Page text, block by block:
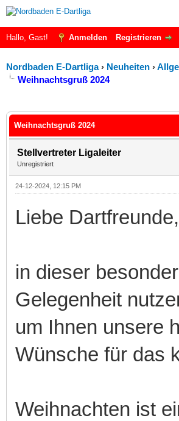
Hallo, Gast! Anmelden Registrieren
Nordbaden E-Dartliga› Neuheiten ›
Weihnachtsgruß 2024
Weihnachtsgruß 2024
Stellvertreter Ligaleiter
Unregistriert
24-12-2024, 12:15 PM
Liebe Dartfreunde,
in dieser
Gelegenheit
um Ihnen unsere
Wünsche für das
Weihnachten ist